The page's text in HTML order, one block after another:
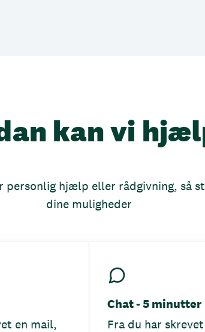
kan vi
personlig hjælp eller rådgivning, så
dine muligheder
en mail,
Chat - 5 minutter
Fra du har